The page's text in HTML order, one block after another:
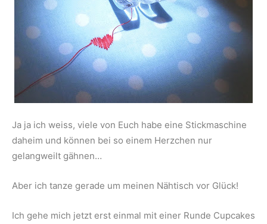
Ja ja ich weiss, viele von Euch habe eine Stickmaschine
daheim und können bei so einem Herzchen nur
gelangweilt gähnen…
Aber ich tanze gerade um meinen Nähtisch vor Glück!
Ich gehe mich jetzt erst einmal mit einer Runde Cupcakes